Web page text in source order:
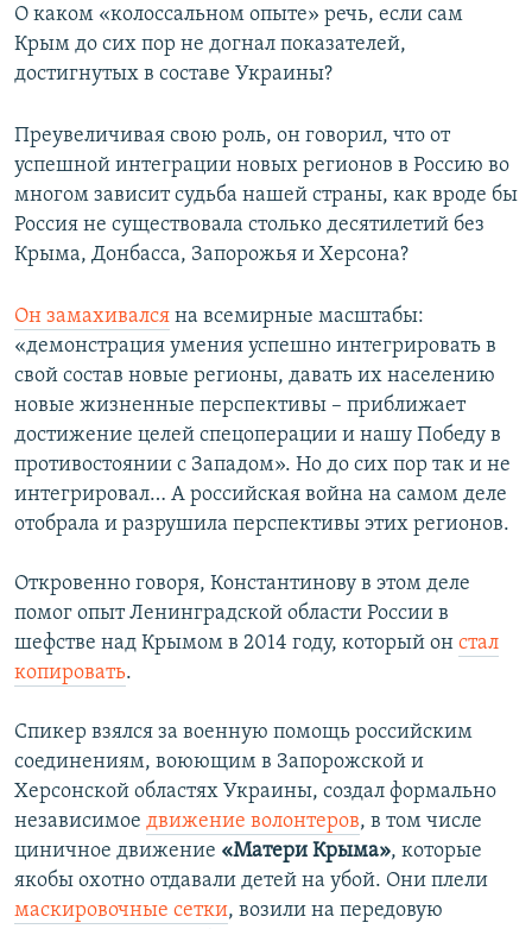
О каком «колоссальном опыте» речь, если сам
Крым до сих пор не догнал показателей,
достигнутых в составе Украины?
Преувеличивая свою роль, он говорил, что от
успешной интеграции новых регионов в Россию во
многом зависит судьба нашей страны, как вроде бы
Россия не существовала столько десятилетий без
Крыма, Донбасса, Запорожья и Херсона?
Он замахивался на всемирные масштабы:
«демонстрация умения успешно интегрировать в
свой состав новые регионы, давать их населению
новые жизненные перспективы – приближает
достижение целей спецоперации и нашу Победу в
противостоянии с Западом». Но до сих пор так и не
интегрировал… А российская война на самом деле
отобрала и разрушила перспективы этих регионов.
Откровенно говоря, Константинову в этом деле
помог опыт Ленинградской области России в
шефстве над Крымом в 2014 году, который он стал
копировать.
Спикер взялся за военную помощь российским
соединениям, воюющим в Запорожской и
Херсонской областях Украины, создал формально
независимое движение волонтеров, в том числе
циничное движение «Матери Крыма», которые
якобы охотно отдавали детей на убой. Они плели
маскировочные сетки, возили на передовую